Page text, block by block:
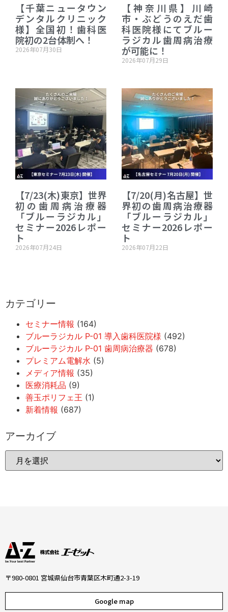
【千葉ニュータウン
デンタルクリニック
様】全国初！歯科医
院初の2台体制へ！
2026年07月30日
【神奈川県】川崎
市・ぶどうのえだ歯
科医院様にてブルー
ラジカル歯周病治療
が可能に！
2026年07月29日
【7/23(木)東京】世界
初の歯周病治療器
「ブルーラジカル」
セミナー2026レポー
ト
2026年07月24日
【7/20(月)名古屋】世
界初の歯周病治療器
「ブルーラジカル」
セミナー2026レポー
ト
2026年07月22日
カテゴリー
セミナー情報 (164)
ブルーラジカル P-01 導入歯科医院様 (492)
ブルーラジカル P-01 歯周病治療器 (678)
プレミアム電解水 (5)
メディア情報 (35)
医療消耗品 (9)
善玉ポリフェ王 (1)
新着情報 (687)
アーカイブ
〒980-0801 宮城県仙台市青葉区木町通2-3-19
Google map